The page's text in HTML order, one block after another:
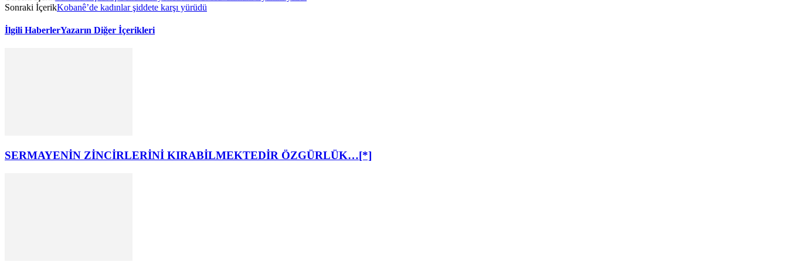
Sonraki İçerikKobanê’de kadınlar şiddete karşı yürüdü
İlgili HaberlerYazarın Diğer İçerikleri
SERMAYENİN ZİNCİRLERİNİ KIRABİLMEKTEDİR ÖZGÜRLÜK…[*]